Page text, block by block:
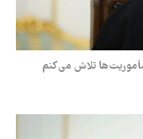
مأموریت‌ها تلاش می‌کنم